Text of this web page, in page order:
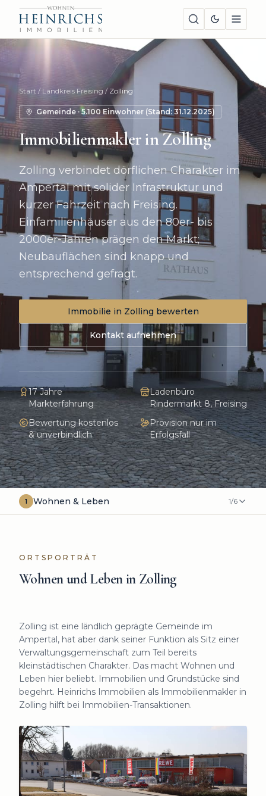
Start / Landkreis Freising / Zolling
Gemeinde ·5.100 Einwohner (Stand: 31.12.2025)
Immobilienmakler inZolling
Zolling verbindet dörflichen Charakter im
Ampertal mit solider Infrastruktur und
kurzer Fahrzeit nach Freising.
Einfamilienhäuser aus den 80er- bis
2000er-Jahren prägen den Markt;
Neubauflächen sind knapp und
entsprechend gefragt.
Immobilie in Zolling bewerten
Kontakt aufnehmen
17 Jahre
Markterfahrung
Ladenbüro
Rindermarkt 8, Freising
Bewertung kostenlos
& unverbindlich
Provision nur im
Erfolgsfall
1 Wohnen & Leben 1/6
ORTSPORTRÄT
Wohnen und Leben in Zolling
Zolling ist eine ländlich geprägte Gemeinde im
Ampertal, hat aber dank seiner Funktion als Sitz einer
Verwaltungsgemeinschaft zum Teil bereits
kleinstädtischen Charakter. Das macht Wohnen und
Leben hier beliebt. Immobilien und Grundstücke sind
begehrt. Heinrichs Immobilien als Immobilienmakler in
Zolling hilft bei Immobilien-Transaktionen.